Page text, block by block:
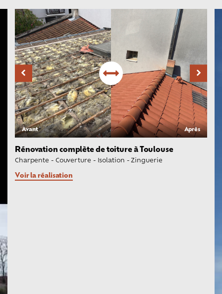
Avant Après
Rénovation complète de toiture à Toulouse
Charpente - Couverture - Isolation -Zinguerie
Voir la réalisation